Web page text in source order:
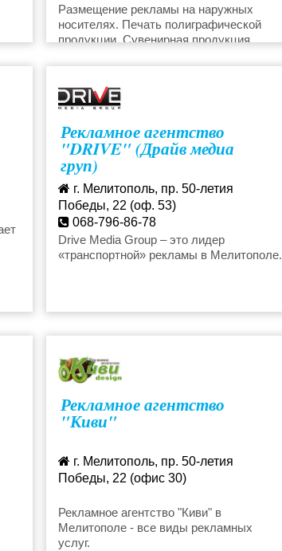
068-068-57-57
manager@iclub.in.ua
Размещение рекламы на наружных
носителях. Печать полиграфической
продукции. Сувенирная продукция.
Рекламное агентство
"DRIVE" (Драйв медиа
груп)
г. Мелитополь, пр. 50-летия
Победы, 22 (оф. 53)
068-796-86-78
drive.reklama@gmail.com
Drive Media Group – это лидер
«транспортной» рекламы в Мелитополе.
Рекламное агентство
"Киви"
г. Мелитополь, пр. 50-летия
Победы, 22 (офис 30)
0982204400@mail.ru
Рекламное агентство "Киви" в
Мелитополе - все виды рекламных
услуг.